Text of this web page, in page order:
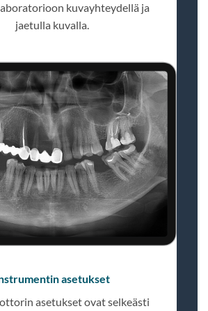
kuvayhteydellä ja
jaetulla kuvalla.
asetukset
asetukset ovat selkeästi